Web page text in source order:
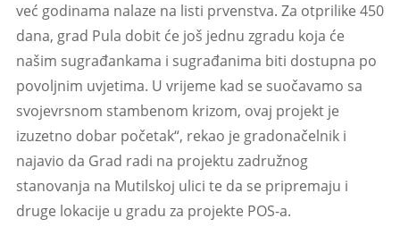
već godinama nalaze na listi prvenstva. Za otprilike 450
dana, grad Pula dobit će još jednu zgradu koja će
našim sugrađankama i sugrađanima biti dostupna po
povoljnim uvjetima. U vrijeme kad se suočavamo sa
svojevrsnom stambenom krizom, ovaj projekt je
izuzetno dobar početak“, rekao je gradonačelnik i
najavio da Grad radi na projektu zadružnog
stanovanja na Mutilskoj ulici te da se pripremaju i
druge lokacije u gradu za projekte POS-a.